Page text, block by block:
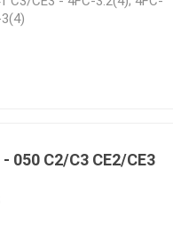
050 C2/C3 CE2/CE3